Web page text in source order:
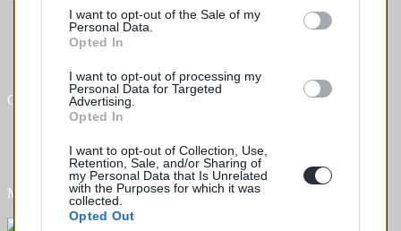
I want to opt-out of the Sale of my
Personal Data.
Opted In
I want to opt-out of processing my
Personal Data for Targeted
Advertising.
Opted In
I want to opt-out of Collection, Use,
Retention, Sale, and/or Sharing of
my Personal Data that Is Unrelated
with the Purposes for which it was
collected.
Opted Out
Qui sommes nous ?
FAQ
Listing des pièces
Contact
Commande
Livraisons
Retours
Modes de paiement